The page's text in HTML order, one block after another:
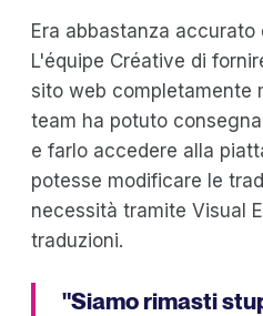
Era abbastanza accurato
L'équipe Créative di
sito web completamente
team ha potuto
e farlo accedere alla
potesse modificare le
necessità tramite Visual
traduzioni.
"Siamo rimasti